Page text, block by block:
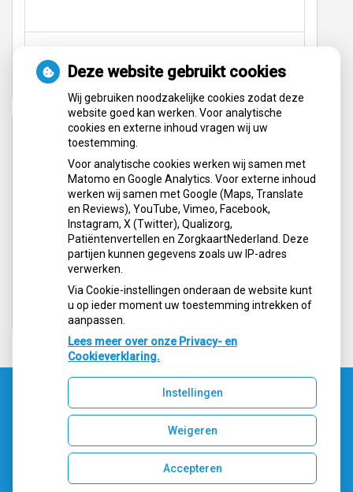
Dag/Avonddienst
Datum Praktijk telefoonnummer
Uw Zorg Online|Beheer
Cookie-instellingen
Deze website gebruikt cookies
Wij gebruiken noodzakelijke cookies zodat deze
website goed kan werken. Voor analytische
cookies en externe inhoud vragen wij uw
toestemming.
Voor analytische cookies werken wij samen met
Matomo en Google Analytics. Voor externe inhoud
werken wij samen met Google (Maps, Translate
en Reviews), YouTube, Vimeo, Facebook,
Instagram, X (Twitter), Qualizorg,
Patiëntenvertellen en ZorgkaartNederland. Deze
partijen kunnen gegevens zoals uw IP-adres
verwerken.
Via Cookie-instellingen onderaan de website kunt
u op ieder moment uw toestemming intrekken of
aanpassen.
Lees meer over onze Privacy- en
Cookieverklaring.
Instellingen
Weigeren
Accepteren